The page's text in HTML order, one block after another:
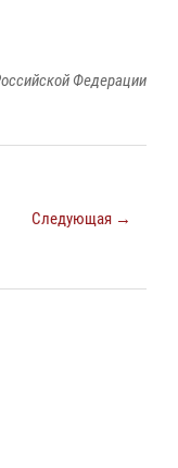
Федерации
Следующая →